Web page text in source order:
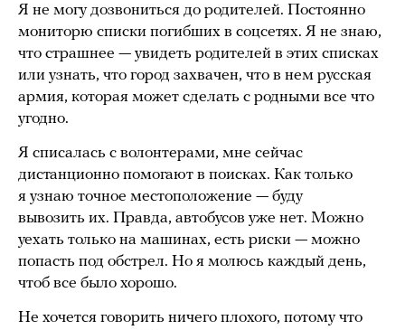
Я не могу дозвониться до родителей. Постоянно
мониторю списки погибших в соцсетях. Я не знаю,
что страшнее — увидеть родителей в этих списках
или узнать, что город захвачен, что в нем русская
армия, которая может сделать с родными все что
угодно.
Я списалась с волонтерами, мне сейчас
дистанционно помогают в поисках. Как только
я узнаю точное местоположение — буду
вывозить их. Правда, автобусов уже нет. Можно
уехать только на машинах, есть риски — можно
попасть под обстрел. Но я молюсь каждый день,
чтоб все было хорошо.
Не хочется говорить ничего плохого, потому что